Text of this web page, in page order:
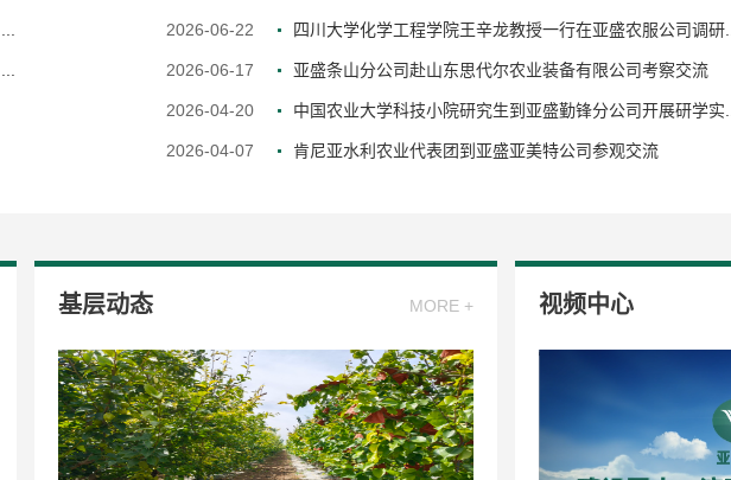
2026-06-22
2026-06-17
2026-04-20
2026-04-07
四川大学化学工程学院王辛龙教授一行在亚盛农服公司调研...
亚盛条山分公司赴山东思代尔农业装备有限公司考察交流
中国农业大学科技小院研究生到亚盛勤锋分公司开展研学实...
肯尼亚水利农业代表团到亚盛亚美特公司参观交流
基层动态 MORE + 视频中心